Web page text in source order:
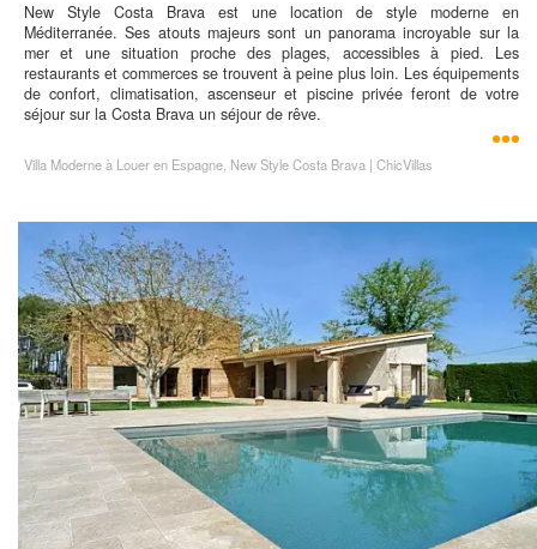
New Style Costa Brava est une location de style moderne en
Méditerranée. Ses atouts majeurs sont un panorama incroyable sur la
mer et une situation proche des plages, accessibles à pied. Les
restaurants et commerces se trouvent à peine plus loin. Les équipements
de confort, climatisation, ascenseur et piscine privée feront de votre
séjour sur la Costa Brava un séjour de rêve.
Villa Moderne à Louer en Espagne, New Style Costa Brava | ChicVillas